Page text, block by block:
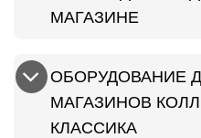
МАГАЗИНЕ
ОБОРУДОВАНИЕ
МАГАЗИНОВ
КЛАССИКА